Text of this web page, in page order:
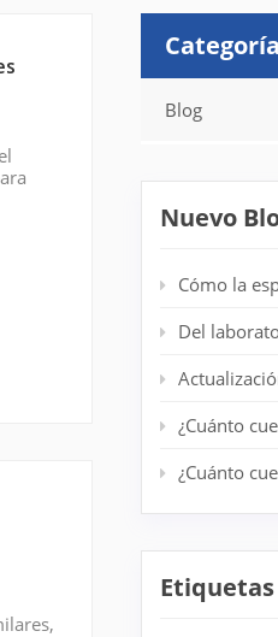
Blog
Nuevo
Cómo la espectroscopia EPR de
Del laboratorio al resultado:
Actualización de un espectrómetro
¿Cuánto cuesta
¿Cuánto cuesta un